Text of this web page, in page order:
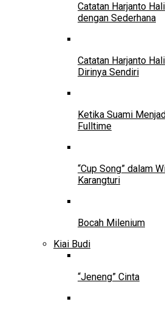
Catatan Harjanto
dengan Sederhana
Catatan Harjanto
Dirinya Sendiri
Ketika Suami
Fulltime
“Cup Song” dalam
Karangturi
Bocah Milenium
Kiai Budi
“Jeneng” Cinta